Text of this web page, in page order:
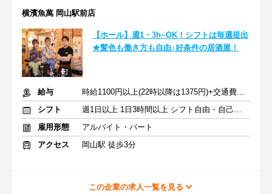
横濱魚萬 岡山駅前店
【ホール】週1・3h~OK！シフトは毎週提出
★髪色も働き方も自由♪好条件の居酒屋！
給与
時給1100円以上(22時以降は1375円)+交通費規定内支給
シフト
週1日以上 1日3時間以上 シフト自由・自己申告
雇用形態
アルバイト・パート
アクセス
岡山駅 徒歩3分
この企業の求人一覧を見る